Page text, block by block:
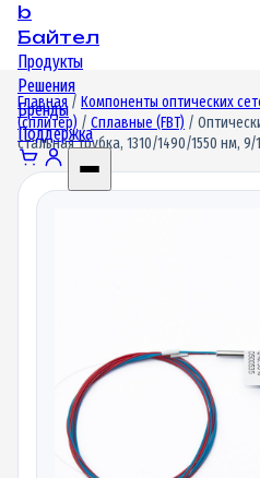
b
Байтел
Продукты
Решения
Бренды
Поддержка
Главная/ Компоненты оптических
(сплитер) / Сплавные (FBT) /
стальная трубка, 1310/1490/1550 нм,